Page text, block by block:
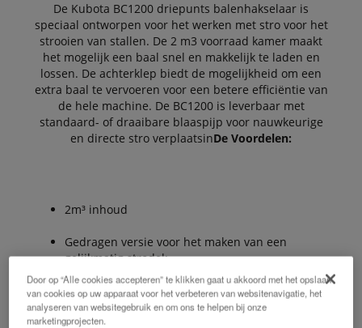
De Kubota BC1200 driepunts balenhakselaar is
speciaal ontworpen voor het werken met stro voor het
strooien van stallen. De 2 m3 voorraad kamer maakt
het mogelijk een baal snel en makkelijk te laden en
lossen. De achterklep biedt de mogelijkheid om een
extra baal te vervoeren voor een betere efficiëntie van
de hele machine. De BC1200 is leverbaar met
standaard- of draaibare blaaspijp voor nauwkeurige
en directe stro verplaatsinDe Voordelen:
2m³ inhoud
Gedragen versie voor het maken van een
gelijkmatig strodek.
Extra beugel op laadklep maakt het mogelijk om
een 2e baal mee te nemen.
Door op “Alle cookies accepteren” te klikken gaat u akkoord met het opslaan
van cookies op uw apparaat voor het verbeteren van websitenavigatie, het
analyseren van websitegebruik en om ons te helpen bij onze
marketingprojecten.